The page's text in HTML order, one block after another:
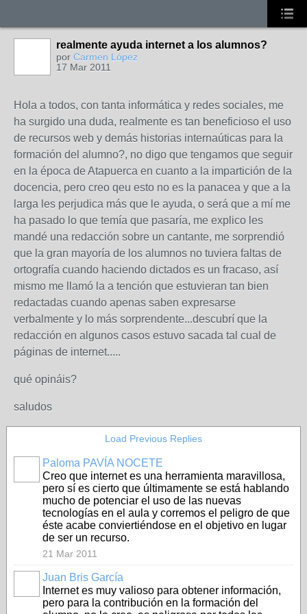
realmente ayuda internet a los alumnos?
por Carmen López
17 Mar 2011
Hola a todos, con tanta informática y redes sociales, me
ha surgido una duda, realmente es tan beneficioso el uso
de recursos web y demás historias internaúticas para la
formación del alumno?, no digo que tengamos que seguir
en la época de Atapuerca en cuanto a la impartición de la
docencia, pero creo qeu esto no es la panacea y que a la
larga les perjudica más que le ayuda, o será que a mí me
ha pasado lo que temía que pasaría, me explico les
mandé una redacción sobre un cantante, me sorprendió
que la gran mayoría de los alumnos no tuviera faltas de
ortografía cuando haciendo dictados es un fracaso, así
mismo me llamó la a tención que estuvieran tan bien
redactadas cuando apenas saben expresarse
verbalmente y lo más sorprendente...descubrí que la
redacción en algunos casos estuvo sacada tal cual de
páginas de internet.....
qué opináis?
saludos
Load Previous Replies
Paloma PAVÍA NOCETE
Creo que internet es una herramienta maravillosa,
pero sí es cierto que últimamente se está hablando
mucho de potenciar el uso de las nuevas
tecnologías en el aula y corremos el peligro de que
éste acabe conviertiéndose en el objetivo en lugar
de ser un recurso.
21 Mar 2011
Juan Bris García
Internet es muy valioso para obtener información,
pero para la contribución en la formación del